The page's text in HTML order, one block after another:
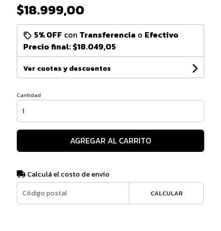
$18.999,00
5% OFF con Transferencia o Efectivo
Precio final:$18.049,05
Ver cuotas y descuentos
Cantidad
AGREGAR AL CARRITO
Calculá el costo de envío
CALCULAR